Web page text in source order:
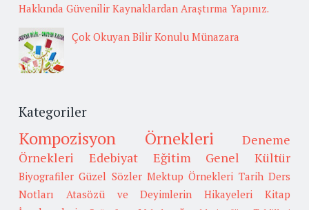
Hakkında Güvenilir Kaynaklardan Araştırma Yapınız.
Çok Okuyan Bilir Konulu Münazara
Kategoriler
Kompozisyon Örnekleri
Deneme
Örnekleri
Edebiyat Eğitim Genel Kültür
Biyografiler Güzel Sözler Mektup Örnekleri Tarih Ders
Notları
Atasözü ve Deyimlerin Hikayeleri
Kitap